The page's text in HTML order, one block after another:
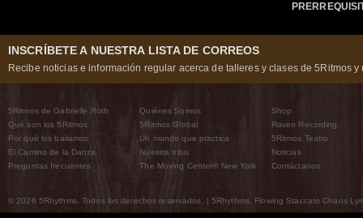
INSCRÍBETE A NUESTRA LISTA DE CORREOS
Recibe noticias e información regular acerca de talleres y clases de 5Ritmos y
5Ritmos de Gabrielle Roth
Qué son los 5Ritmos
Por qué los bailamos
El Camino de la Danza
Preguntas frecuentes
Quiénes Somos
5Ritmos Global
Un mundo que practica
Nuestra tribu
The Moving Center® New York
Shop
Raven Recording
5Ritmos Teatro
Noticias
Contáctanos
© 2026 5Rhythms. Todos los derechos reservados. | 5Rhythms, Flowing Staccato Chaos